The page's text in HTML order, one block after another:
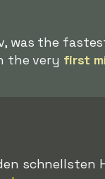
was the
the very first
schnellsten